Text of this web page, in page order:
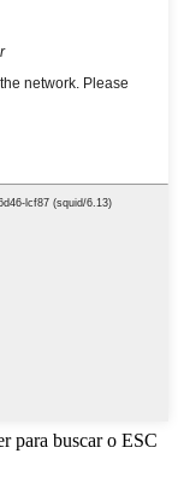
para buscar o ESC